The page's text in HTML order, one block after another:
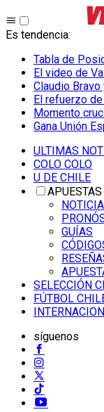
Es tendencia:
Tabla de
El video de
Claudio Bravo
El refuerzo de
Momento
Gana Unión
ULTIMAS
COLO COLO
U DE CHILE
APUESTAS
GUÍAS
SELECCIÓN
FÚTBOL
síguenos